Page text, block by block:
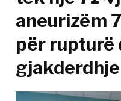
aneurizëm
për rupturë
gjakderdhje